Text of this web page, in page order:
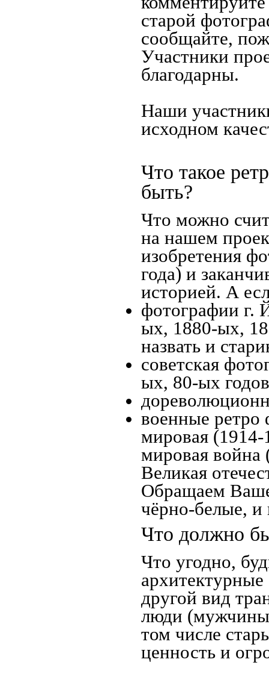
старой
сообщайте,
Участники
благодарны.
Наши
исходном
Что такое
быть?
Что можно
на нашем
изобретения
года) и
историей. А
фотографии г.
ых, 1880-ых,
назвать и
советская
ых, 80-ых
военные ретро
мировая (1914-
мировая война
Великая
Обращаем
чёрно-белые, и
Что должно
Что угодно,
другой вид
люди
том числе
ценность и